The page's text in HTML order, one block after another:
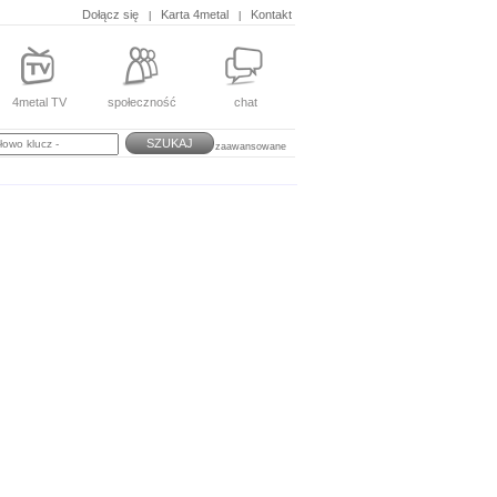
Dołącz się Karta 4metal Kontakt
4metal TV społeczność chat
SZUKAJ zaawansowane